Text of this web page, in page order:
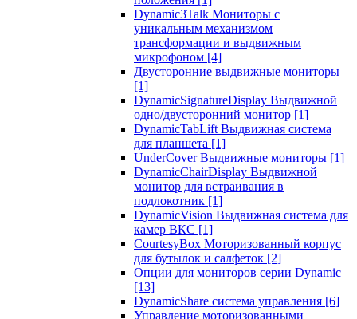
Dynamic3Talk Мониторы с
уникальным механизмом
трансформации и выдвижным
микрофоном [4]
Двусторонние выдвижные мониторы
[1]
DynamicSignatureDisplay Выдвижной
одно/двусторонний монитор [1]
DynamicTabLift Выдвижная система
для планшета [1]
UnderCover Выдвижные мониторы [1]
DynamicChairDisplay Выдвижной
монитор для встраивания в
подлокотник [1]
DynamicVision Выдвижная система для
камер ВКС [1]
CourtesyBox Моторизованный корпус
для бутылок и салфеток [2]
Опции для мониторов серии Dynamic
[13]
DynamicShare система управления [6]
Управление моторизованными